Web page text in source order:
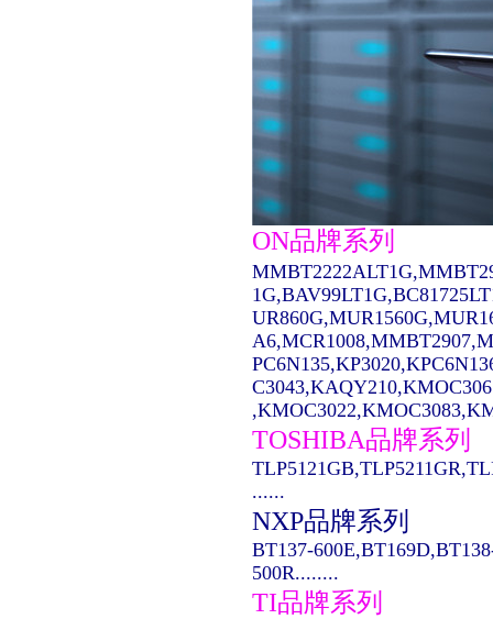
ON品牌系列
TOSHIBA品牌系列
......
NXP品牌系列
BT137-
500R........
TI品牌系列